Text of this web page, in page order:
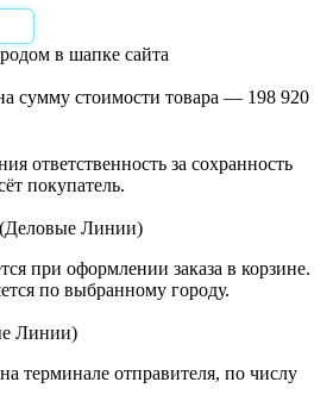
в шапке сайта
сумму стоимости товара — 198 920
ответственность за сохранность
покупатель.
(Деловые Линии)
при оформлении заказа в корзине.
по выбранному городу.
Линии)
терминале отправителя, по числу